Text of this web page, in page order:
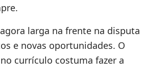
larga na frente na disputa
e novas oportunidades. O
no currículo costuma fazer a